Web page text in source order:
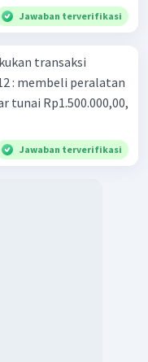
Jawaban terverifikasi
transaksi
tunai Rp1.500.000,00,
Jawaban terverifikasi